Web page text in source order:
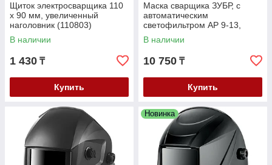
Щиток электросварщика 110
х 90 мм, увеличенный
наголовник (110803)
В наличии
1 430 ₸
Купить
Маска сварщика ЗУБР, с
автоматическим
светофильтром АР 9-13,
затемнение 4/9-13, серия
"Профессионал" (11073)
В наличии
10 750 ₸
Купить
Новинка